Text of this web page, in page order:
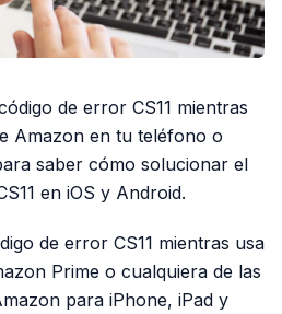
de error CS11 mientras
Amazon en tu teléfono o
saber cómo solucionar el
en iOS y Android.
de error CS11 mientras usa
Prime o cualquiera de las
para iPhone, iPad y